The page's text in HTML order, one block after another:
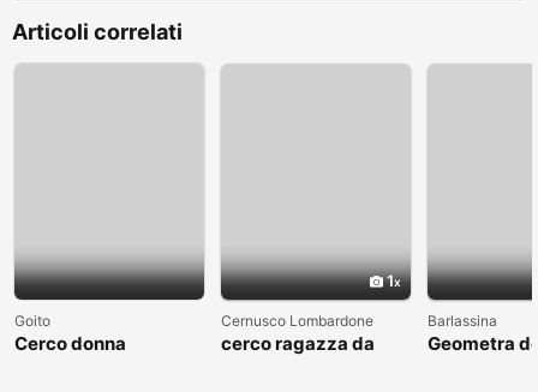
Articoli correlati
Goito
Cerco donna
1
Cernusco Lombardone
cerco ragazza da
Barlassina
Geometra